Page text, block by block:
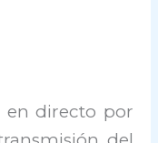
en directo por